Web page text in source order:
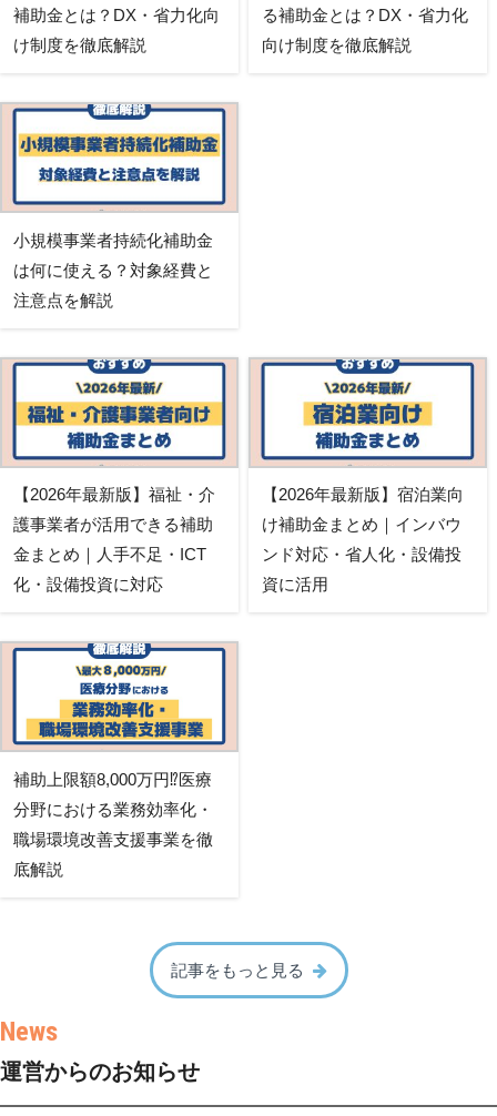
補助金とは？DX・省力化向
け制度を徹底解説
る補助金とは？DX・省力化
向け制度を徹底解説
小規模事業者持続化補助金
は何に使える？対象経費と
注意点を解説
【2026年最新版】福祉・介
護事業者が活用できる補助
金まとめ｜人手不足・ICT
化・設備投資に対応
【2026年最新版】宿泊業向
け補助金まとめ｜インバウ
ンド対応・省人化・設備投
資に活用
補助上限額8,000万円⁉医療
分野における業務効率化・
職場環境改善支援事業を徹
底解説
記事をもっと見る
運営からのお知らせ